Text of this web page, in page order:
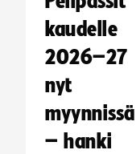
kaudelle
2026–27
nyt
myynnissä
– hanki